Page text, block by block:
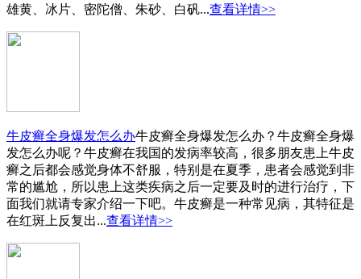
雄黄、冰片、密陀僧、朱砂、白矾...查看详情>>
牛皮癣全身爆发怎么办牛皮癣全身爆发怎么办？牛皮癣全身爆
发怎么办呢？牛皮癣在我国的发病率较高，很多朋友患上牛皮
癣之后都会感觉身体不舒服，特别是在夏季，患者会感觉到非
常的尴尬，所以患上这类疾病之后一定要及时的进行治疗，下
面我们就请专家介绍一下吧。牛皮癣是一种常见病，其特征是
在红斑上反复出...查看详情>>